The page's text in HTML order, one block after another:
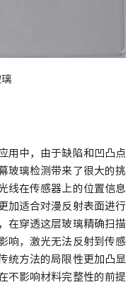
用中，由于缺陷和凹凸点
玻璃检测带来了很大的挑
线在传感器上的位置信息
加适合对漫反射表面进行
在穿透这层玻璃精确扫描
响，激光无法反射到传感
统方法的局限性更加凸显
不影响材料完整性的前提